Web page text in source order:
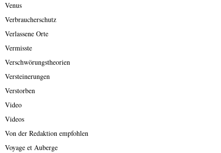
Venus
Verbraucherschutz
Verlassene Orte
Vermisste
Verschwörungstheorien
Versteinerungen
Verstorben
Video
Videos
Von der Redaktion empfohlen
Voyage et Auberge